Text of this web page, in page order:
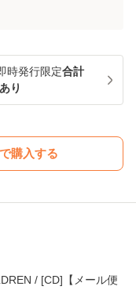
時発行限定合計
り
購入する
/ [CD]【メール便